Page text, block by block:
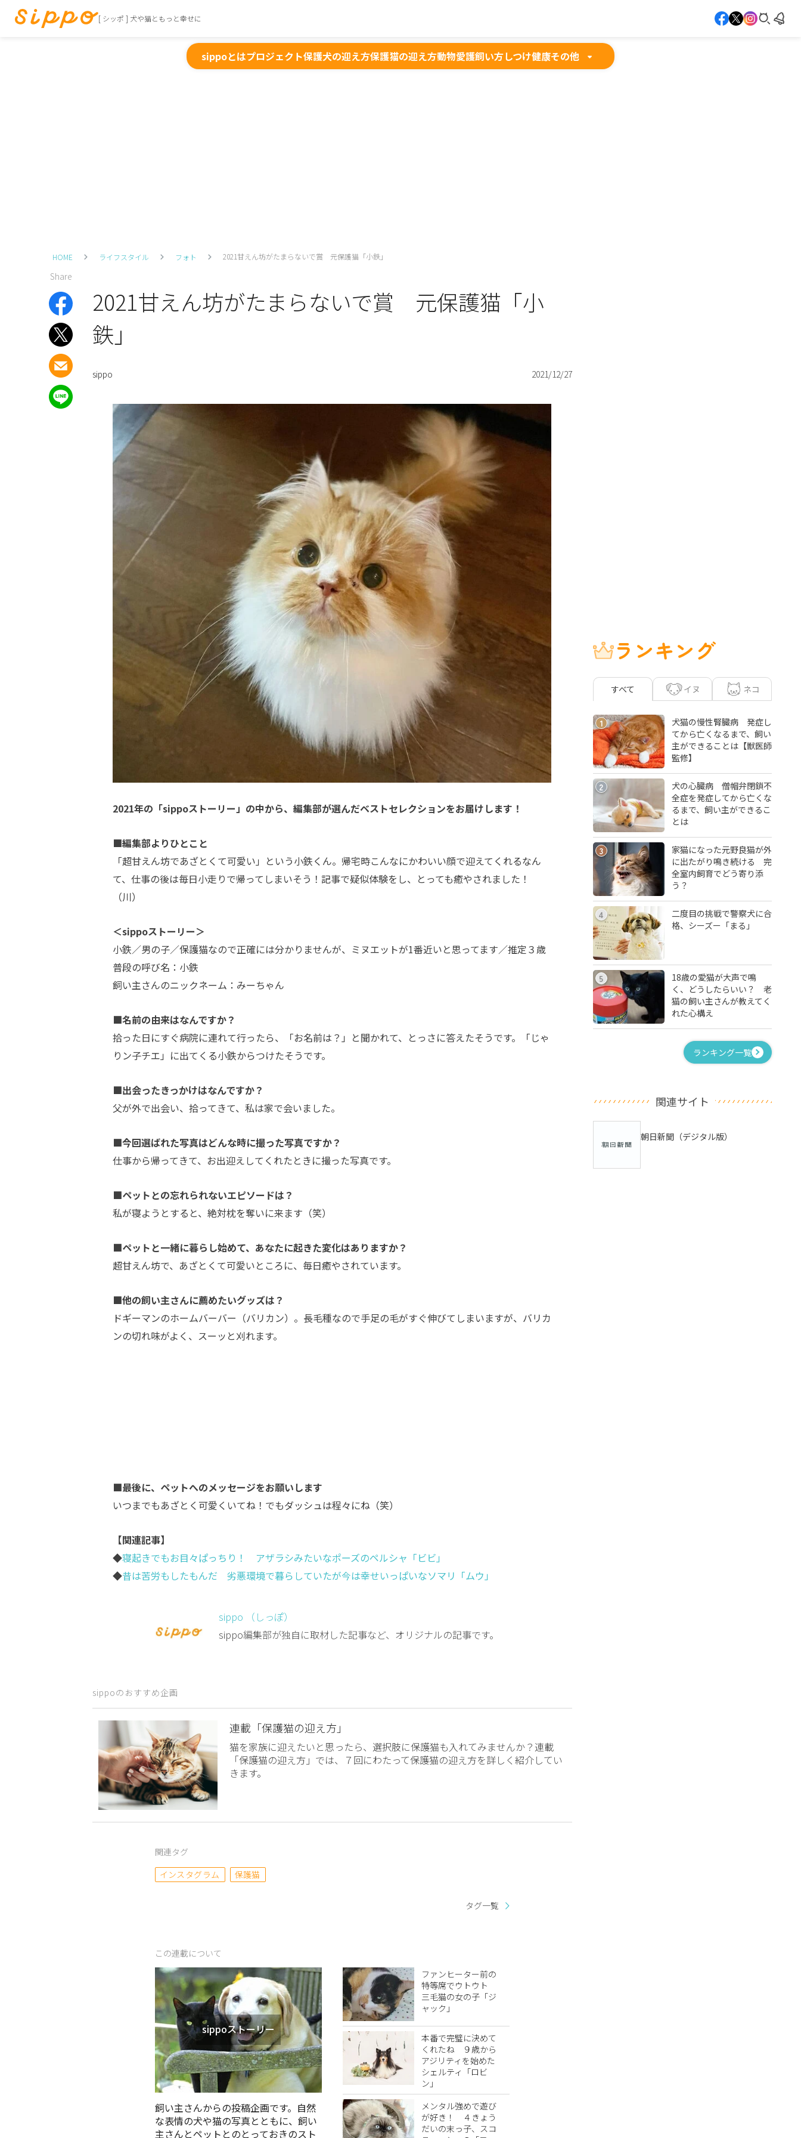
[ シッポ ] 犬や猫ともっと幸せに
sippoとはプロジェクト保護犬の迎え方保護猫の迎え方動物愛護飼い方しつけ健康その他
HOME ライフスタイル フォト 2021甘えん坊がたまらないで賞 元保護猫「小鉄」
Share
2021甘えん坊がたまらないで賞 元保護猫「小
鉄」
sippo 2021/12/27
2021年の「sippoストーリー」の中から、編集部が選んだベストセレクションをお届けします！
■編集部よりひとこと
「超甘えん坊であざとくて可愛い」という小鉄くん。帰宅時こんなにかわいい顔で迎えてくれるなん
て、仕事の後は毎日小走りで帰ってしまいそう！記事で疑似体験をし、とっても癒やされました！
（川）
＜sippoストーリー＞
小鉄／男の子／保護猫なので正確には分かりませんが、ミヌエットが1番近いと思ってます／推定３歳
普段の呼び名：小鉄
飼い主さんのニックネーム：みーちゃん
■名前の由来はなんですか？
拾った日にすぐ病院に連れて行ったら、「お名前は？」と聞かれて、とっさに答えたそうです。「じゃ
りン子チエ」に出てくる小鉄からつけたそうです。
■出会ったきっかけはなんですか？
父が外で出会い、拾ってきて、私は家で会いました。
■今回選ばれた写真はどんな時に撮った写真ですか？
仕事から帰ってきて、お出迎えしてくれたときに撮った写真です。
■ペットとの忘れられないエピソードは？
私が寝ようとすると、絶対枕を奪いに来ます（笑）
■ペットと一緒に暮らし始めて、あなたに起きた変化はありますか？
超甘えん坊で、あざとくて可愛いところに、毎日癒やされています。
■他の飼い主さんに薦めたいグッズは？
ドギーマンのホームバーバー（バリカン）。長毛種なので手足の毛がすぐ伸びてしまいますが、バリカ
ンの切れ味がよく、スーッと刈れます。
■最後に、ペットへのメッセージをお願いします
いつまでもあざとく可愛くいてね！でもダッシュは程々にね（笑）
【関連記事】
◆寝起きでもお目々ぱっちり！ アザラシみたいなポーズのペルシャ「ビビ」
◆昔は苦労もしたもんだ 劣悪環境で暮らしていたが今は幸せいっぱいなソマリ「ムウ」
sippo （しっぽ）
sippo編集部が独自に取材した記事など、オリジナルの記事です。
sippoのおすすめ企画
連載「保護猫の迎え方」
猫を家族に迎えたいと思ったら、選択肢に保護猫も入れてみませんか？連載
「保護猫の迎え方」では、７回にわたって保護猫の迎え方を詳しく紹介してい
きます。
関連タグ
インスタグラム
保護猫
タグ一覧
この連載について
sippoストーリー
飼い主さんからの投稿企画です。自然
な表情の犬や猫の写真とともに、飼い
主さんとペットとのとっておきのスト
ファンヒーター前の
特等席でウトウト
三毛猫の女の子「ジ
ャック」
本番で完璧に決めて
くれたね ９歳から
アジリティを始めた
シェルティ「ロビ
ン」
メンタル強めで遊び
が好き！ ４きょう
だいの末っ子、スコ
ランキング
すべて イヌ ネコ
1
犬猫の慢性腎臓病 発症し
てから亡くなるまで、飼い
主ができることは【獣医師
監修】
2
犬の心臓病 僧帽弁閉鎖不
全症を発症してから亡くな
るまで、飼い主ができるこ
とは
3
家猫になった元野良猫が外
に出たがり鳴き続ける 完
全室内飼育でどう寄り添
う？
4
二度目の挑戦で警察犬に合
格、シーズー「まる」
5
18歳の愛猫が大声で鳴
く、どうしたらいい？ 老
猫の飼い主さんが教えてく
れた心構え
ランキング一覧
関連サイト
朝日新聞（デジタル版）